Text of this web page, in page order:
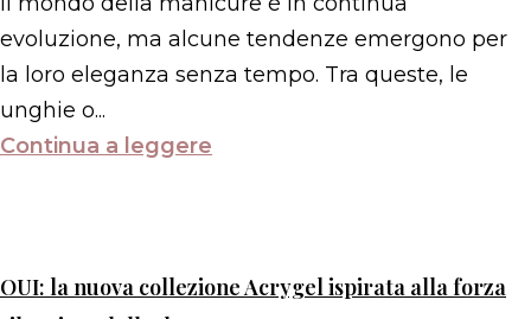
evoluzione, ma alcune tendenze emergono per
la loro eleganza senza tempo. Tra queste, le
unghie o...
Continua a leggere
OUI: la nuova collezione Acrygel ispirata alla forza